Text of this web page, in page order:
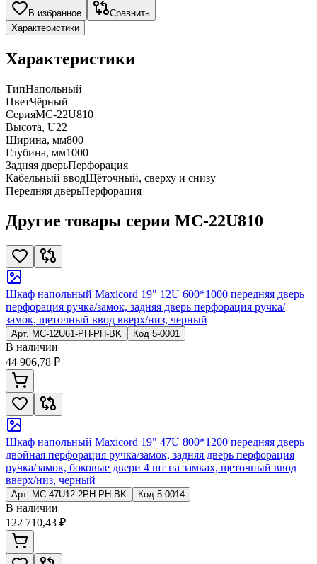
В избранное
Сравнить
Характеристики
Характеристики
ТипНапольный
ЦветЧёрный
СерияMC-22U810
Высота, U22
Ширина, мм800
Глубина, мм1000
Задняя дверьПерфорация
Кабельный вводЩёточный, сверху и снизу
Передняя дверьПерфорация
Другие товары серии MC-22U810
Шкаф напольный Maxicord 19" 12U 600*1000 передняя дверь
перфорация ручка/замок, задняя дверь перфорация ручка/
замок, щеточный ввод вверх/низ, черный
Арт. MC-12U61-PH-PH-BK Код 5-0001
В наличии
44 906,78 ₽
Шкаф напольный Maxicord 19" 47U 800*1200 передняя дверь
двойная перфорация ручка/замок, задняя дверь перфорация
ручка/замок, боковые двери 4 шт на замках, щеточный ввод
вверх/низ, черный
Арт. MC-47U12-2PH-PH-BK Код 5-0014
В наличии
122 710,43 ₽